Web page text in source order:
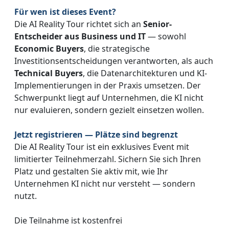
Für wen ist dieses Event?
Die AI Reality Tour richtet sich an Senior-
Entscheider aus Business und IT— sowohl
Economic Buyers, die strategische
Investitionsentscheidungen verantworten, als auch
Technical Buyers, die Datenarchitekturen und KI-
Implementierungen in der Praxis umsetzen. Der
Schwerpunkt liegt auf Unternehmen, die KI nicht
nur evaluieren, sondern gezielt einsetzen wollen.
Jetzt registrieren — Plätze sind begrenzt
Die AI Reality Tour ist ein exklusives Event mit
limitierter Teilnehmerzahl. Sichern Sie sich Ihren
Platz und gestalten Sie aktiv mit, wie Ihr
Unternehmen KI nicht nur versteht — sondern
nutzt.
Die Teilnahme ist kostenfrei